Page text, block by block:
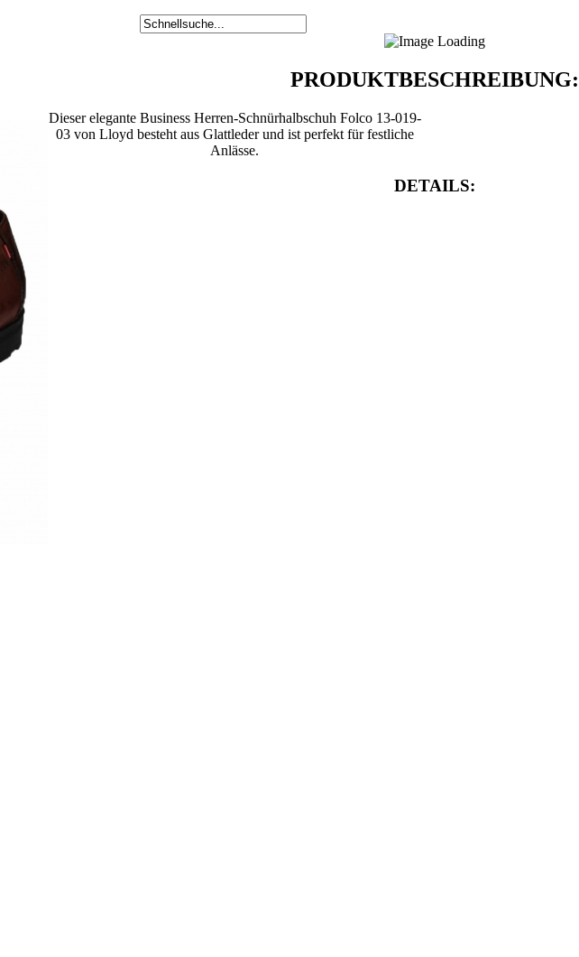
PRODUKTBESCHREIBUNG:
Dieser elegante Business Herren-Schnürhalbschuh Folco 13-019-
03 von Lloyd besteht aus Glattleder und ist perfekt für festliche
Anlässe.
DETAILS: